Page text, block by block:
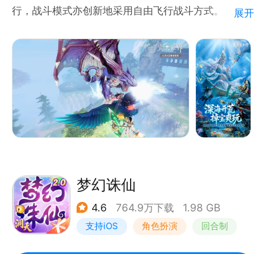
行，战斗模式亦创新地采用自由飞行战斗方式。
版首发！五大玩法同步登场，邀你共赴一场福利加码、
掉宝爽玩的盛夏狂欢！
展开
梦幻诛仙
4.6 764.9万下载 1.98 GB
支持iOS 角色扮演 回合制